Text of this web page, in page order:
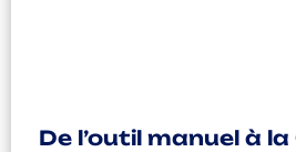
De l’outil manuel à la